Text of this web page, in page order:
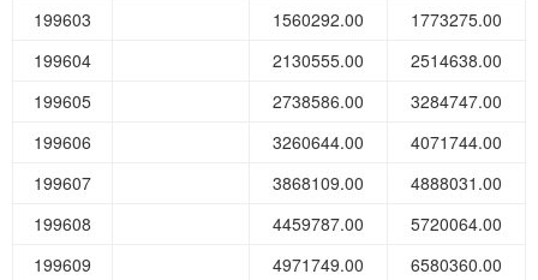
199603
1560292.00
1773275.00
199604
2130555.00
2514638.00
199605
2738586.00
3284747.00
199606
3260644.00
4071744.00
199607
3868109.00
4888031.00
199608
4459787.00
5720064.00
199609
4971749.00
6580360.00